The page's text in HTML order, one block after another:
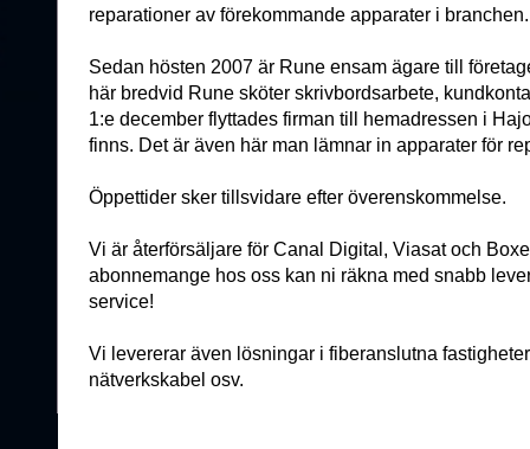
reparationer av förekommande apparater i branchen.
Sedan hösten 2007 är Rune ensam ägare till
här bredvid Rune sköter skrivbordsarbete,
1:e december flyttades firman till hemadressen i
finns. Det är även här man lämnar in apparater för
Öppettider sker tillsvidare efter överenskommelse.
Vi är återförsäljare för Canal Digital, Viasat och
abonnemange hos oss kan ni räkna med snabb
service!
Vi levererar även lösningar i fiberanslutna
nätverkskabel osv.